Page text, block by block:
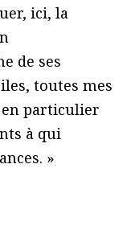
ici, la
de ses
toutes mes
en particulier
à qui
»